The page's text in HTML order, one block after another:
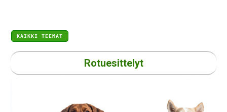
KAIKKI TEEMAT
Rotuesittelyt